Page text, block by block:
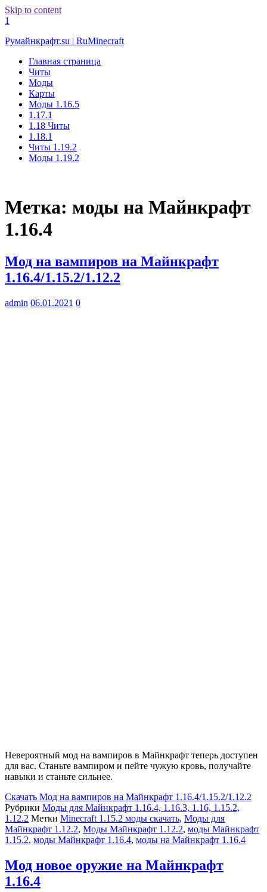
Skip to content
1
Румайнкрафт.su | RuMinecraft
Главная страница
Читы
Моды
Карты
Моды 1.16.5
1.17.1
1.18 Читы
1.18.1
Читы 1.19.2
Моды 1.19.2
Метка: моды на Майнкрафт
1.16.4
Мод на вампиров на Майнкрафт
1.16.4/1.15.2/1.12.2
admin 06.01.2021 0
Невероятный мод на вампиров в Майнкрафт теперь доступен
для вас. Станьте вампиром и пейте чужую кровь, получайте
навыки и станьте сильнее.
Скачать Мод на вампиров на Майнкрафт 1.16.4/1.15.2/1.12.2
Рубрики Моды для Майнкрафт 1.16.4, 1.16.3, 1.16, 1.15.2,
1.12.2 Метки Minecraft 1.15.2 моды скачать, Моды для
Майнкрафт 1.12.2, Моды Майнкрафт 1.12.2, моды Майнкрафт
1.15.2, моды Майнкрафт 1.16.4, моды на Майнкрафт 1.16.4
Мод новое оружие на Майнкрафт
1.16.4